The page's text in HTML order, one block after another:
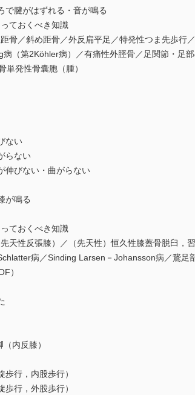
で腱がはずれる・音が鳴る
ておくべき知識
骨／斜め距骨／外反扁平足／特発性つま先歩
（第2Köhler病）／有痛性外脛骨／足関節・足
単発性骨囊胞（腫）
ない
らない
伸びない・曲がらない
が鳴る
ておくべき知識
天性反張膝）／（先天性）恒久性膝蓋骨脱臼，
病／Sinding Larsen－Johansson病／鵞足
）
（内反膝）
歩行，内股歩行）
歩行，外股歩行）